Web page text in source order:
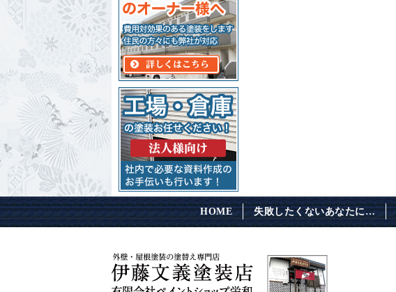
HOME 失敗したくないあなたに…